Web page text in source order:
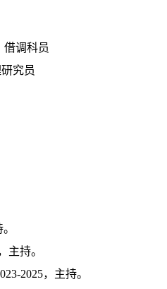
借调科员
究员
主持。
2025，主持。